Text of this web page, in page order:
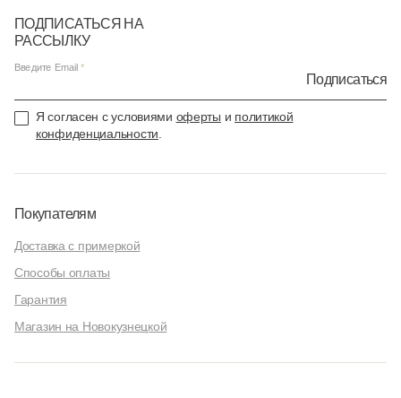
ПОДПИСАТЬСЯ НА
РАССЫЛКУ
Введите Email
Подписаться
Я согласен с условиями оферты и политикой
конфиденциальности
Покупателям
Доставка с примеркой
Способы оплаты
Гарантия
Магазин на Новокузнецкой